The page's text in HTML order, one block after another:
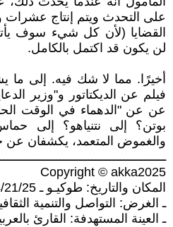
على التحدث ويتم إنتاج عشرات
القضايا (لأن كل شيء سوف
لن يكون قد اكتمل بالكامل.
أخيرًا. مما لا شك فيه. إلى ما
فيلم عن الديكتاتور و"وزير
عن عن "الدهماء في الوقت
بوتن؟ إلى نتنياهو؟ إلى
والغموض المتعمد، يكشفان
Copyright © akka2025
المكان والتاريخ: طوكيـو ـ 04/21/25
ـ الغرض: التواصل والتنمية
ـ العينة المستهدفة: القارئ